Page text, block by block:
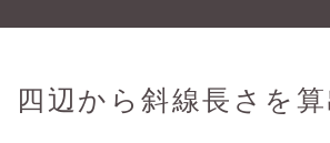
四辺から斜線長さを算
住宅給水設備作図①
住宅汚水管設備作図